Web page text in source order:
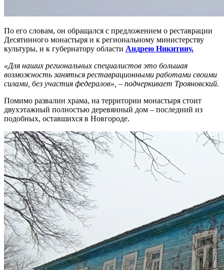
По его словам, он обращался с предложением о реставрации
Десятинного монастыря и к региональному министерству
культуры, и к губернатору области Андрею Никитину.
«Для наших региональных специалистов это большая
возможность заняться реставрационными работами своими
силами, без участия федералов», – подчеркивает Трояновский.
Помимо развалин храма, на территории монастыря стоит
двухэтажный полностью деревянный дом – последний из
подобных, оставшихся в Новгороде.